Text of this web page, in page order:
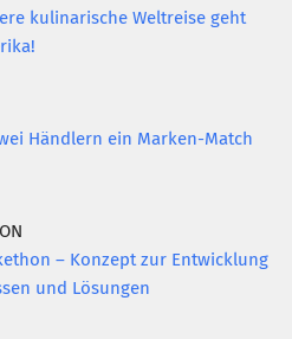
kulinarische Weltreise geht
Händlern ein Marken-Match
– Konzept zur Entwicklung
und Lösungen